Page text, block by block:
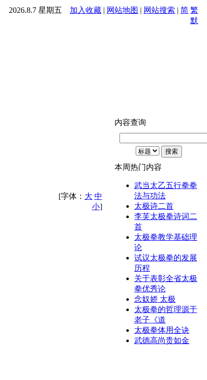
2026.8.7 星期五 加入收藏 | 网站地图 | 网站搜索 | 简 繁
默
[字体： 大 中
小]
内容查询
本周热门内容
武当太乙五行拳拳
法与功法
太极诗二首
李芙太极拳诗词二
首
太极拳教学基础理
论
试议太极拳的发展
历程
关于表彰全省太极
拳优秀论
念奴娇 太极
太极拳的哲理源于
老子《道
太极拳体用全诀
武德高尚贵如金